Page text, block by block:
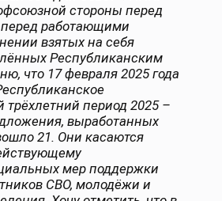
стороны перед
работающими
взятых на себя
Республиканским
что 17 февраля 2025 года
период 2025 –
выработанных
21. Они касаются
мер поддержки
СВО, молодёжи и